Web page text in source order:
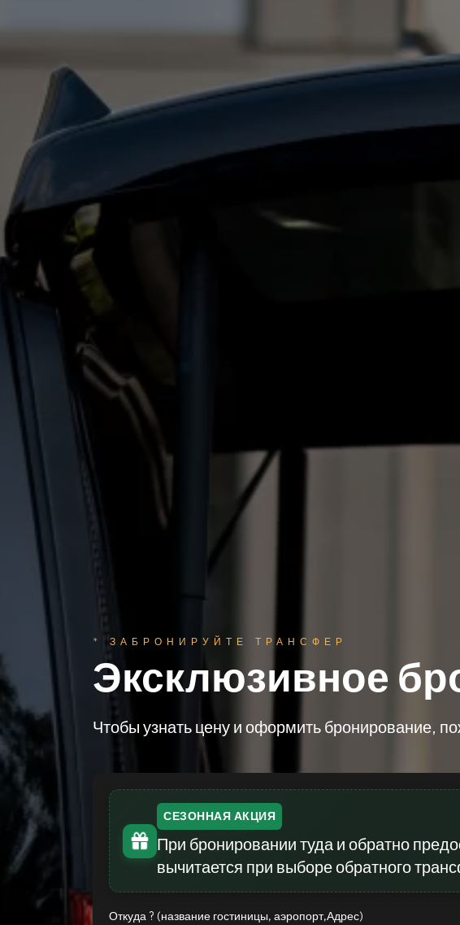
* ЗАБРОНИРУЙТЕ ТРАНСФЕР
Эксклюзивное
Чтобы узнать цену и оформить бронирование,
СЕЗОННАЯ АКЦИЯ
При бронировании туда и обратно
вычитается при выборе обратного
Откуда ? (название гостиницы, аэропорт,Адрес)